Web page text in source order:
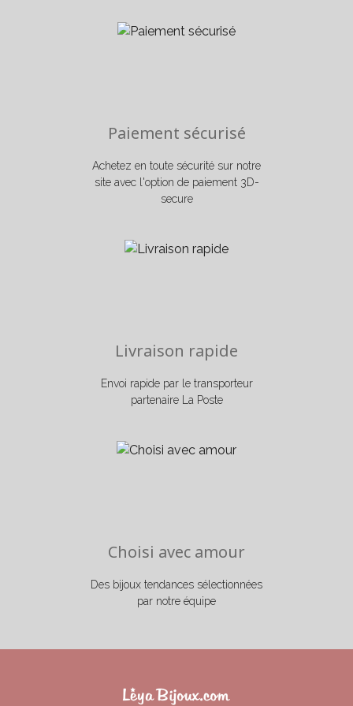
Paiement sécurisé
Achetez en toute sécurité sur notre
site avec l'option de paiement 3D-
secure
Livraison rapide
Envoi rapide par le transporteur
partenaire La Poste
Choisi avec amour
Des bijoux tendances sélectionnées
par notre équipe